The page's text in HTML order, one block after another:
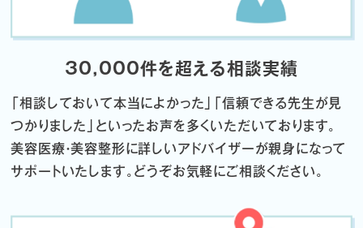
30,000件を超える相談実績
「相談しておいて本当によかった」「信頼できる先生が見
つかりました」 といったお声を多くいただいております。
美容医療・美容整形に詳しいアドバイザーが親身になって
サポートいたします。 どうぞお気軽にご相談ください。